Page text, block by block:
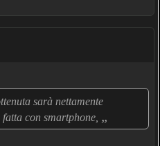
sarà nettamente
con smartphone, „